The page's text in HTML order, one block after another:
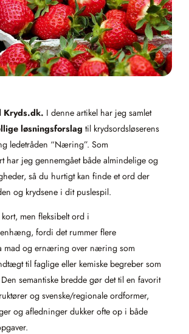
Kryds.dk. I denne artikel har jeg samlet
løsningsforslag til krydsordsløserens
ledetråden “Næring”. Som
har jeg gennemgået både almindelige og
så du hurtigt kan finde et ord der
og krydsene i dit puslespil.
men fleksibelt ord i
fordi det rummer flere
mad og ernæring over næring som
til faglige eller kemiske begreber som
semantiske bredde gør det til en favorit
og svenske/regionale ordformer,
og afledninger dukker ofte op i både